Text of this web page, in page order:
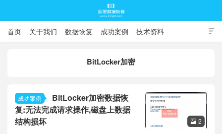

首页 关于我们 数据恢复 成功案例 技术资料
BitLocker加密
成功案例
BitLocker加密数据恢
复:无法完成请求操作,磁盘上数据
结构损坏
 2